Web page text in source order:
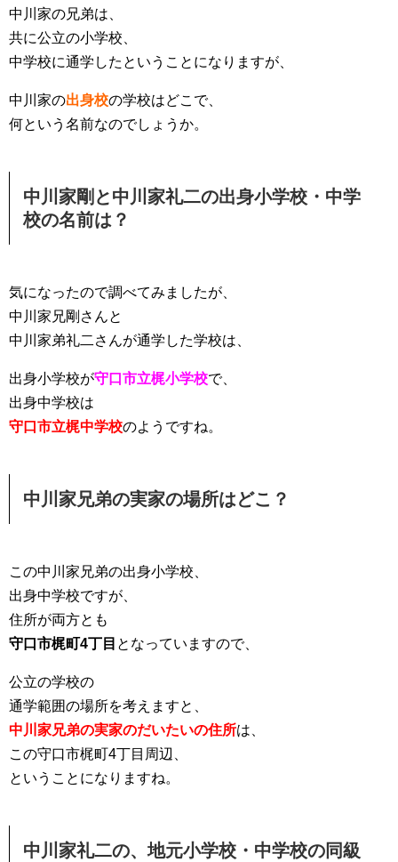
中川家の兄弟は、
共に公立の小学校、
中学校に通学したということになりますが、
中川家の出身校の学校はどこで、
何という名前なのでしょうか。
中川家剛と中川家礼二の出身小学校・中学
校の名前は？
気になったので調べてみましたが、
中川家兄剛さんと
中川家弟礼二さんが通学した学校は、
出身小学校が守口市立梶小学校で、
出身中学校は
守口市立梶中学校のようですね。
中川家兄弟の実家の場所はどこ？
この中川家兄弟の出身小学校、
出身中学校ですが、
住所が両方とも
守口市梶町4丁目 となっていますので、
公立の学校の
通学範囲の場所を考えますと、
中川家兄弟の実家のだいたいの住所は、
この守口市梶町4丁目周辺、
ということになりますね。
中川家礼二の、地元小学校・中学校の同級